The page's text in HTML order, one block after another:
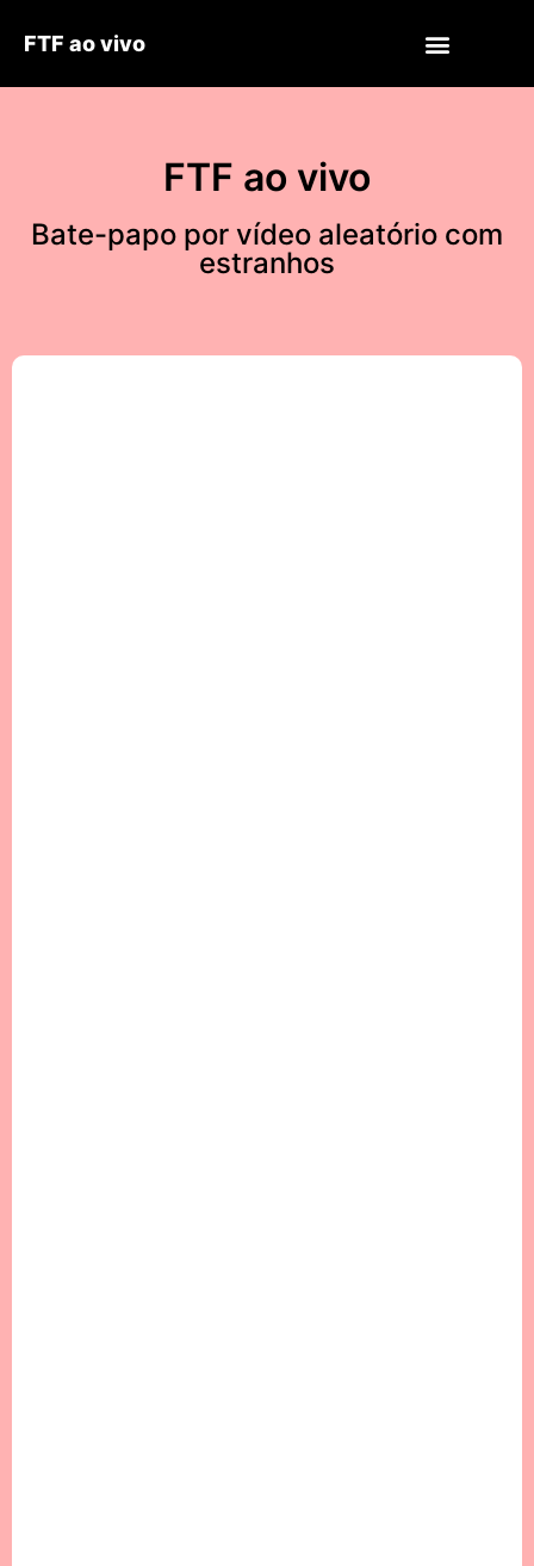
FTF ao vivo
FTF ao vivo
Bate-papo por vídeo aleatório com
estranhos